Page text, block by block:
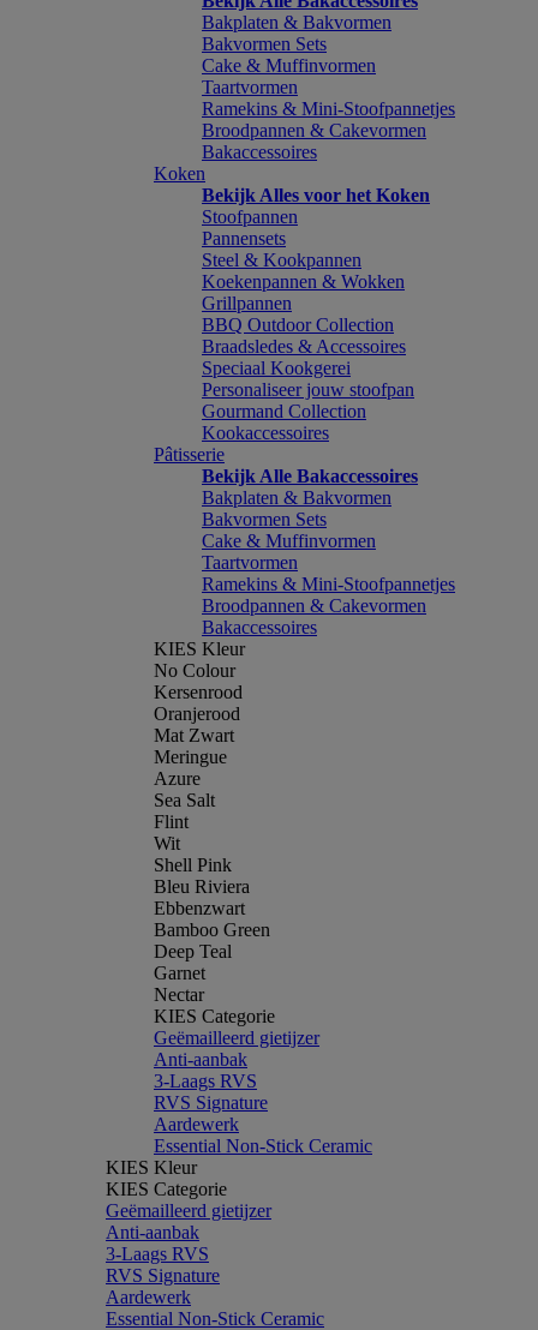
Bakplaten & Bakvormen
Bakvormen Sets
Cake & Muffinvormen
Taartvormen
Ramekins & Mini-Stoofpannetjes
Broodpannen & Cakevormen
Bakaccessoires
Koken
Bekijk Alles voor het Koken
Stoofpannen
Pannensets
Steel & Kookpannen
Koekenpannen & Wokken
Grillpannen
BBQ Outdoor Collection
Braadsledes & Accessoires
Speciaal Kookgerei
Personaliseer jouw stoofpan
Gourmand Collection
Kookaccessoires
Pâtisserie
Bekijk Alle Bakaccessoires
Bakplaten & Bakvormen
Bakvormen Sets
Cake & Muffinvormen
Taartvormen
Ramekins & Mini-Stoofpannetjes
Broodpannen & Cakevormen
Bakaccessoires
KIES Kleur
No Colour
Kersenrood
Oranjerood
Mat Zwart
Meringue
Azure
Sea Salt
Flint
Wit
Shell Pink
Bleu Riviera
Ebbenzwart
Bamboo Green
Deep Teal
Garnet
Nectar
KIES Categorie
Geëmailleerd gietijzer
Anti-aanbak
3-Laags RVS
RVS Signature
Aardewerk
Essential Non-Stick Ceramic
KIES Kleur
KIES Categorie
Geëmailleerd gietijzer
Anti-aanbak
3-Laags RVS
RVS Signature
Aardewerk
Essential Non-Stick Ceramic